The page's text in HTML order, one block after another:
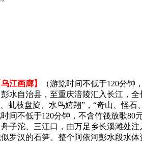
乌江画廊】
（游览时间不低于120分
水自治县，至重庆涪陵汇入长江，
虬枝盘旋、水鸟嬉翔”，“奇山、怪
间不低于120分钟，不含竹筏放歌80
子沱、三江口，由万足乡长溪滩处
罗汉的石笋。整个阿依河彭水段水